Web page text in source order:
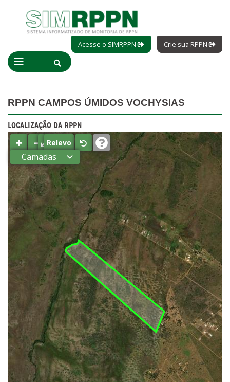
Acesse o SIMRPPN Crie sua RPPN
RPPN CAMPOS ÚMIDOS VOCHYSIAS
LOCALIZAÇÃO DA RPPN
+ −⤢Relevo
Camadas
Estados
Municípios
Terras
indígenas
(FUNAI)
UC Federal
UC Estaduais
Municipais
Hidrografia
1:1.000.000
(ANA)
Biomas
(IBGE)
Vegetação
(IBGE)